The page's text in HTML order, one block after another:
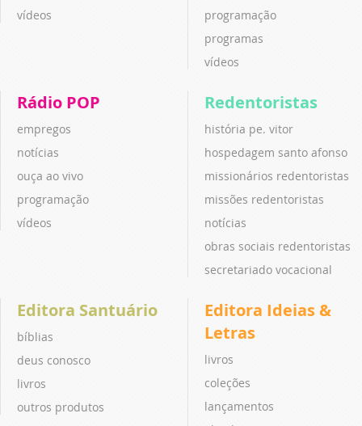
vídeos
programação
programas
vídeos
Rádio POP
empregos
notícias
ouça ao vivo
programação
vídeos
Redentoristas
história pe. vitor
hospedagem santo afonso
missionários redentoristas
missões redentoristas
notícias
obras sociais redentoristas
secretariado vocacional
Editora Santuário
bíblias
deus conosco
livros
outros produtos
Editora Ideias &
Letras
livros
coleções
lançamentos